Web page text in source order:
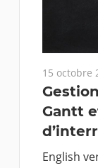
15 octobre
Gantt
English